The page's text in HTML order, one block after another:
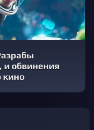
и обвинения
кино